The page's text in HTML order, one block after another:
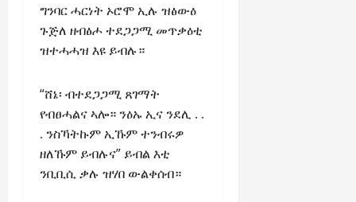
ግንባር ሓርነት ኦሮሞ ኢሉ ዝፅውዕ
ጉጅለ ዘብፅሖ ተደጋጋሚ መጥቃዕቲ
ዝተሓሓዝ እዩ ይብሉ።
“ሸኔ፡ ብተደጋጋሚ ጸገማት
የብፀሓልና ኣሎ። ንዕኡ ኢና ንደሊ . .
. ንስኻትኩም ኢኹም ተንብሩዎ
ዘለኹም ይብሉና” ይብል እቲ
ንቢቢሲ ቃሉ ዝሃበ ውልቀሰብ።